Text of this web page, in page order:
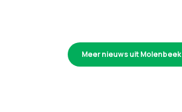
Meer nieuws uit Molenbeek